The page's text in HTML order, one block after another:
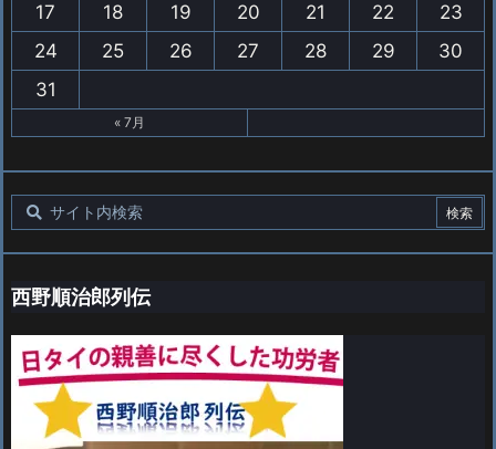
17
18 19 20 21 22
23
24
25 26 27 28 29
30
31
« 7月
西野順治郎列伝